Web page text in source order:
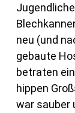
neu (und
gebaute
betraten
hippen
war sauber